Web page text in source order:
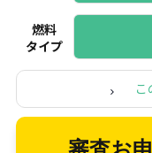
燃料
タイプ